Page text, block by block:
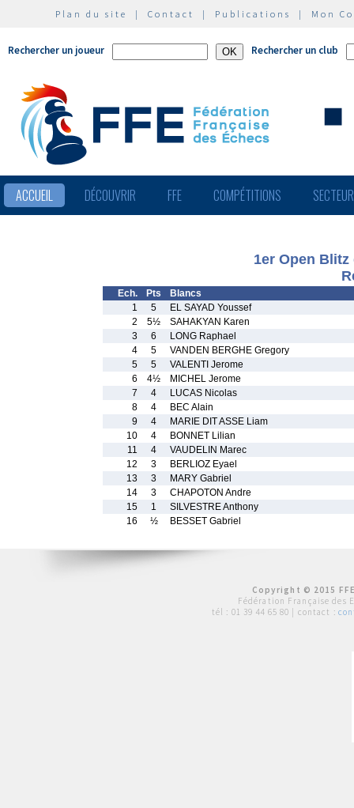
Plan du site | Contact | Publications | Mon
Rechercher un joueur Rechercher un club
ACCUEIL DÉCOUVRIR FFE COMPÉTITIONS
1er Open
Ech. Pts
Blancs
1
5
EL SAYAD Youssef
2
5½
SAHAKYAN Karen
3
6
LONG Raphael
4
5
VANDEN BERGHE Gregory
5
5
VALENTI Jerome
6
4½
MICHEL Jerome
7
4
LUCAS Nicolas
8
4
BEC Alain
9
4
MARIE DIT ASSE Liam
10
4
BONNET Lilian
11
4
VAUDELIN Marec
12
3
BERLIOZ Eyael
13
3
MARY Gabriel
14
3
CHAPOTON Andre
15
1
SILVESTRE Anthony
16
½ BESSET Gabriel
Copyright © 2015
Fédération Française des
tél : 01 39 44 65 80 | contact :